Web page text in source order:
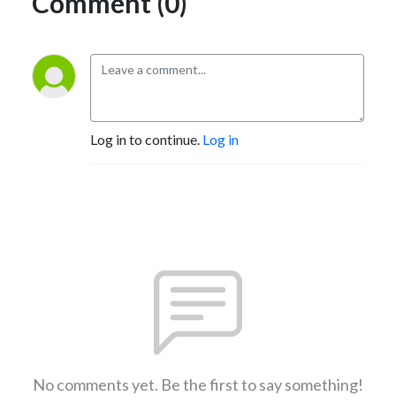
Log in to continue. Log in
No comments yet. Be the first to say something!